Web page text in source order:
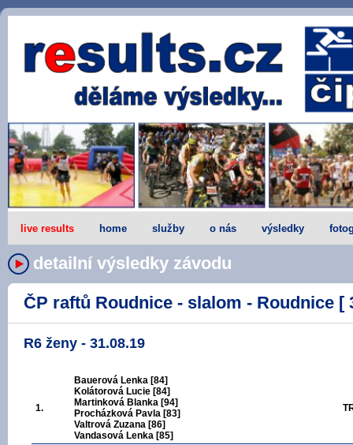
live results home služby o nás výsledky
detailní výsledky závodu
ČP raftů Roudnice - slalom - Roudnice [
R6 ženy - 31.08.19
1.
Bauerová Lenka [84]
Kolátorová Lucie [84]
Martinková Blanka [94]
Procházková Pavla [83]
Valtrová Zuzana [86]
Vandasová Lenka [85]